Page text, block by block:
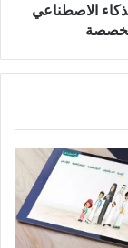
الاصطناعي